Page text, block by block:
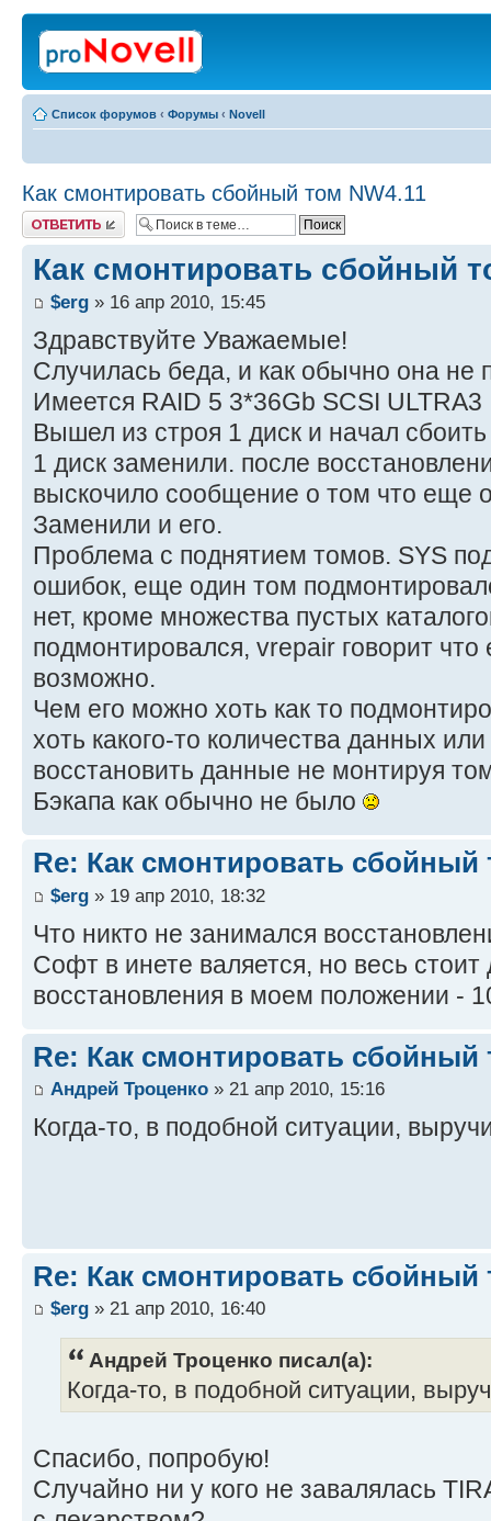
Список форумов ‹ Форумы ‹ Novell
Как смонтировать сбойный том NW4.11
Ответить
Как смонтировать сбойный
$erg » 16 апр 2010, 15:45
Здравствуйте Уважаемые!
Случилась беда, и как обычно она не
Имеется RAID 5 3*36Gb SCSI ULTRA3
Вышел из строя 1 диск и начал
1 диск заменили. после
выскочило сообщение о том что еще
Заменили и его.
Проблема с поднятием томов. SYS
ошибок, еще один том
нет, кроме множества пустых
подмонтировался, vrepair говорит что
возможно.
Чем его можно хоть как то
хоть какого-то количества данных
восстановить данные не монтируя
Бэкапа как обычно не было
Re: Как смонтировать сбойный
$erg » 19 апр 2010, 18:32
Что никто не занимался
Софт в инете валяется, но весь стоит
восстановления в моем положении -
Re: Как смонтировать сбойный
Андрей Троценко » 21 апр 2010, 15:16
Когда-то, в подобной ситуации,
Re: Как смонтировать сбойный
$erg » 21 апр 2010, 16:40
Андрей Троценко писал(а):
Когда-то, в подобной ситуации,
Спасибо, попробую!
Случайно ни у кого не завалялась